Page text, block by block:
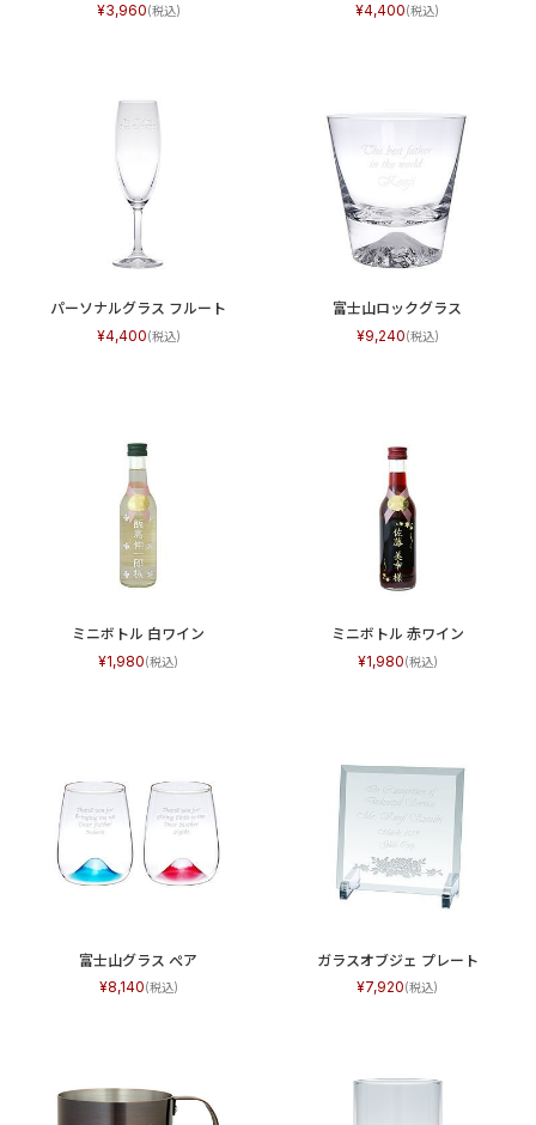
3,960 4,400
パーソナルグラス フルート
4,400
富士山ロックグラス
9,240
ミニボトル 白ワイン
1,980
ミニボトル 赤ワイン
1,980
富士山グラス ぺア
8,140
ガラスオブジェ プレート
7,920